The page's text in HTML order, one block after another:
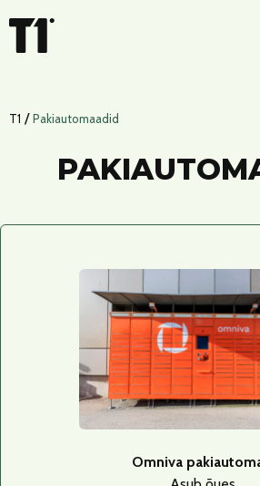
T1 / Pakiautomaadid
Omniva